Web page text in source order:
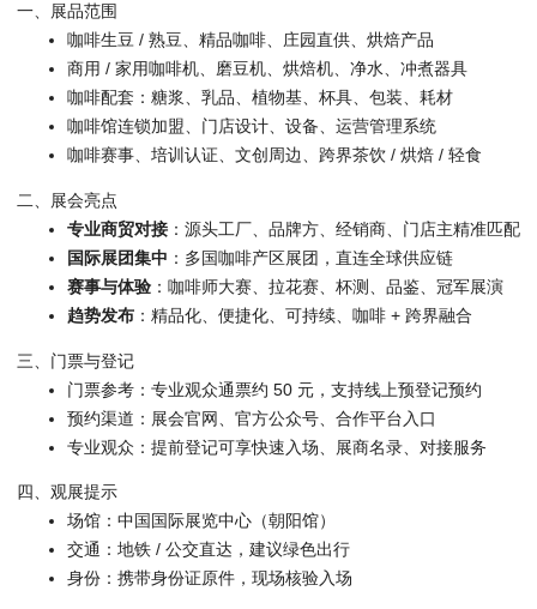
一、展品范围
咖啡生豆 / 熟豆、精品咖啡、庄园直供、烘焙产品
商用 / 家用咖啡机、磨豆机、烘焙机、净水、冲煮器具
咖啡配套：糖浆、乳品、植物基、杯具、包装、耗材
咖啡馆连锁加盟、门店设计、设备、运营管理系统
咖啡赛事、培训认证、文创周边、跨界茶饮 / 烘焙 / 轻食
二、展会亮点
专业商贸对接 ：源头工厂、品牌方、经销商、门店主精准匹配
国际展团集中 ：多国咖啡产区展团，直连全球供应链
赛事与体验 ：咖啡师大赛、拉花赛、杯测、品鉴、冠军展演
趋势发布 ：精品化、便捷化、可持续、咖啡 + 跨界融合
三、门票与登记
门票参考：专业观众通票约 50 元，支持线上预登记预约
预约渠道：展会官网、官方公众号、合作平台入口
专业观众：提前登记可享快速入场、展商名录、对接服务
四、观展提示
场馆：中国国际展览中心（朝阳馆）
交通：地铁 / 公交直达，建议绿色出行
身份：携带身份证原件，现场核验入场